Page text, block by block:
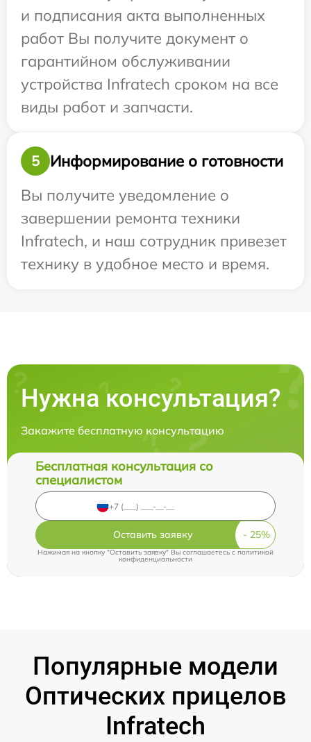
и подписания акта выполненных
работ Вы получите документ о
гарантийном обслуживании
устройства Infratech сроком на все
виды работ и запчасти.
5
Информирование о готовности
Вы получите уведомление о
завершении ремонта техники
Infratech, и наш сотрудник привезет
технику в удобное место и время.
Нужна консультация?
Закажите бесплатную консультацию
Бесплатная консультация со
специалистом
Оставить заявку
Нажимая на кнопку "Оставить заявку" Вы соглашаетесь c политикой
конфиденциальности
Популярные модели
Оптических прицелов
Infratech